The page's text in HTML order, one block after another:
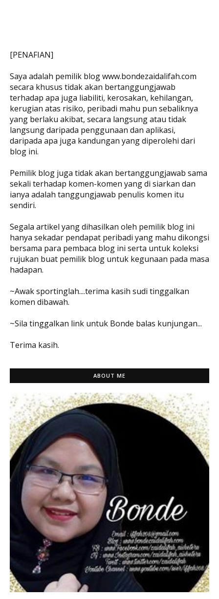
[PENAFIAN]
Saya adalah pemilik blog www.bondezaidalifah.com
secara khusus tidak akan bertanggungjawab
terhadap apa juga liabiliti, kerosakan, kehilangan,
kerugian atas risiko, peribadi mahu pun sebaliknya
yang berlaku akibat, secara langsung atau tidak
langsung daripada penggunaan dan aplikasi,
daripada apa juga kandungan yang diperolehi dari
blog ini.
Pemilik blog juga tidak akan bertanggungjawab sama
sekali terhadap komen-komen yang di siarkan dan
ianya adalah tanggungjawab penulis komen itu
sendiri.
Segala artikel yang dihasilkan oleh pemilik blog ini
hanya sekadar pendapat peribadi yang mahu dikongsi
bersama para pembaca blog ini serta untuk koleksi
rujukan buat pemilik blog untuk kegunaan pada masa
hadapan.
~Awak sportinglah....terima kasih sudi tinggalkan
komen dibawah.
~Sila tinggalkan link untuk Bonde balas kunjungan...
Terima kasih.
ABOUT ME